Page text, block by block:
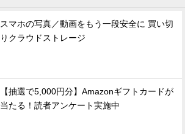
スマホの写真／動画をもう一段安全に 買い切
りクラウドストレージ
【抽選で5,000円分】Amazonギフトカードが
当たる！読者アンケート実施中